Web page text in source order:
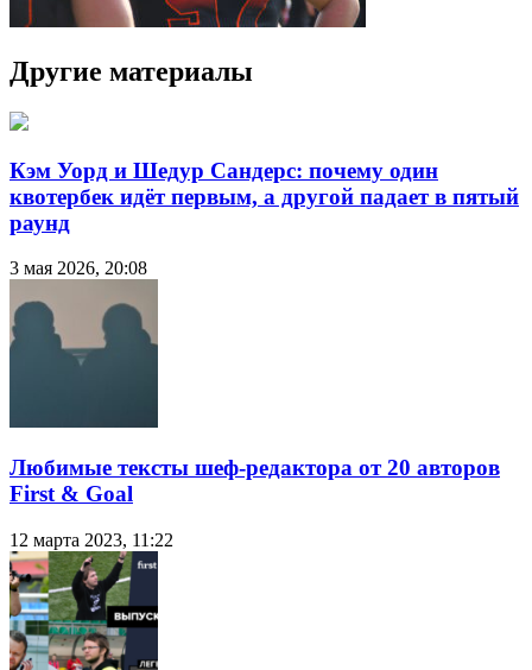
Другие материалы
Кэм Уорд и Шедур Сандерс: почему один
квотербек идёт первым, а другой падает в пятый
раунд
3 мая 2026, 20:08
Любимые тексты шеф-редактора от 20 авторов
First & Goal
12 марта 2023, 11:22